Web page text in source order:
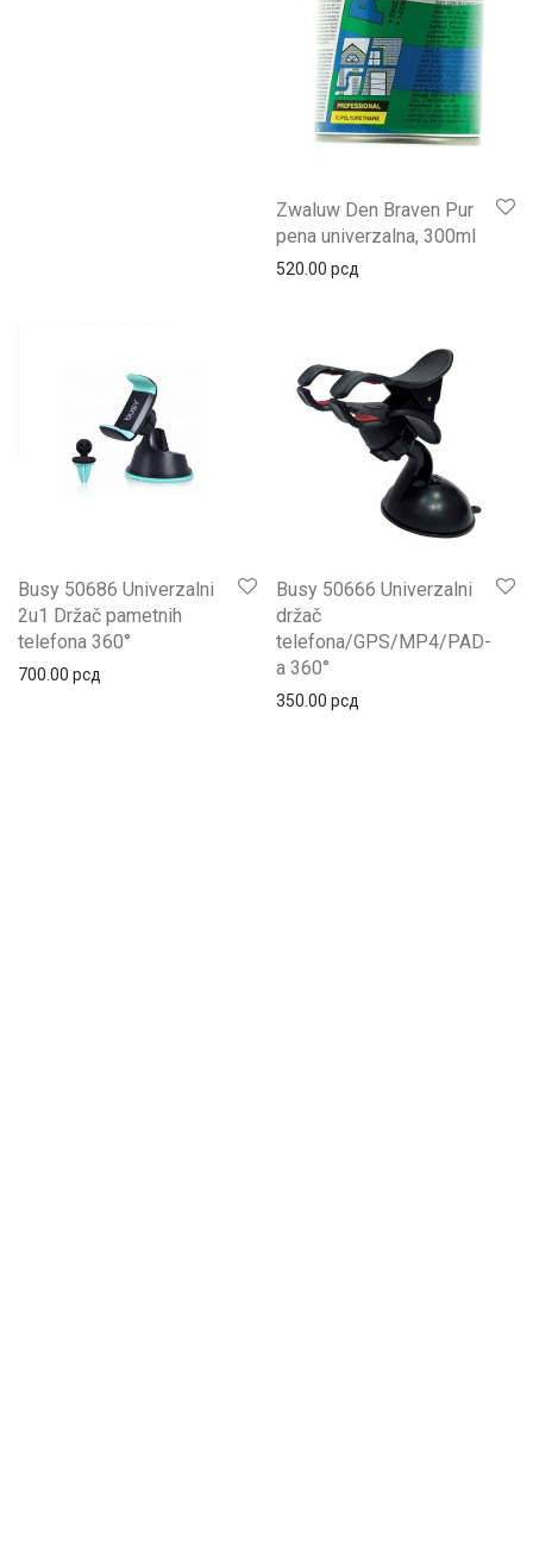
Zwaluw Den Braven Pur
pena univerzalna, 300ml
520.00 рсд
Busy 50686 Univerzalni
2u1 Držač pametnih
telefona 360°
700.00 рсд
Busy 50666 Univerzalni
držač
telefona/GPS/MP4/PAD-
a 360°
350.00 рсд